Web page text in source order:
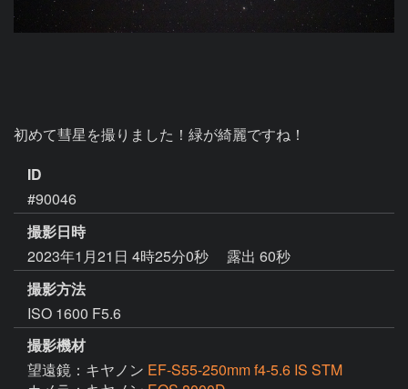
初めて彗星を撮りました！緑が綺麗ですね！
ID
#90046
撮影日時
2023年1月21日 4時25分0秒
露出 60秒
撮影方法
ISO 1600 F5.6
撮影機材
望遠鏡：キヤノン EF-S55-250mm f4-5.6 IS STM